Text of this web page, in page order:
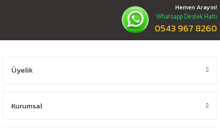
Hemen Arayın!
Whatsapp Destek Hattı
0543 967 8260
Üyelik
Kurumsal